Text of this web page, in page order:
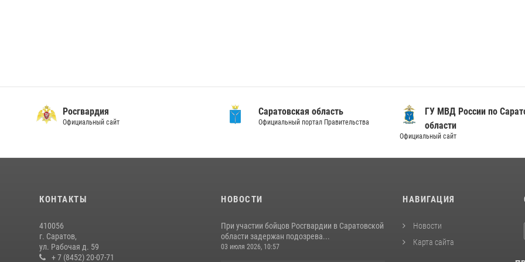
Росгвардия
Официальный сайт
Саратовская область
Официальный портал Правительства
ГУ МВД России по
области
Официальный сайт
КОНТАКТЫ
410056
г. Саратов,
ул. Рабочая д. 59
+ 7 (8452) 20-07-71
НОВОСТИ
При участии бойцов Росгвардии в Саратовской
области задержан подозрева...
03 июля 2026, 10:57
НАВИГАЦИЯ
Новости
Карта сайта